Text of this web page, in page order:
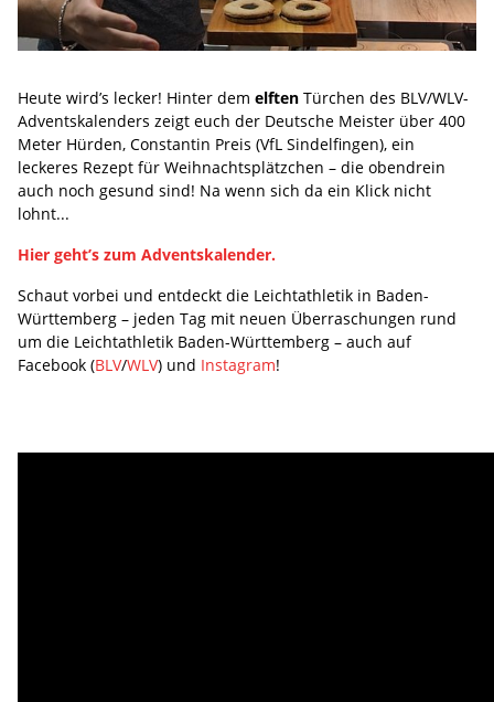
Heute wird’s lecker! Hinter dem elften Türchen des BLV/WLV-
Adventskalenders zeigt euch der Deutsche Meister über 400
Meter Hürden, Constantin Preis (VfL Sindelfingen), ein
leckeres Rezept für Weihnachtsplätzchen – die obendrein
auch noch gesund sind! Na wenn sich da ein Klick nicht
lohnt...
Hier geht’s zum Adventskalender.
Schaut vorbei und entdeckt die Leichtathletik in Baden-
Württemberg – jeden Tag mit neuen Überraschungen rund
um die Leichtathletik Baden-Württemberg – auch auf
Facebook (BLV/WLV) und Instagram!